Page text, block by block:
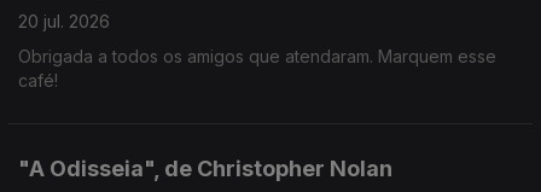
20 jul. 2026
Obrigada a todos os amigos que atendaram. Marquem esse
café!
"A Odisseia", de Christopher Nolan